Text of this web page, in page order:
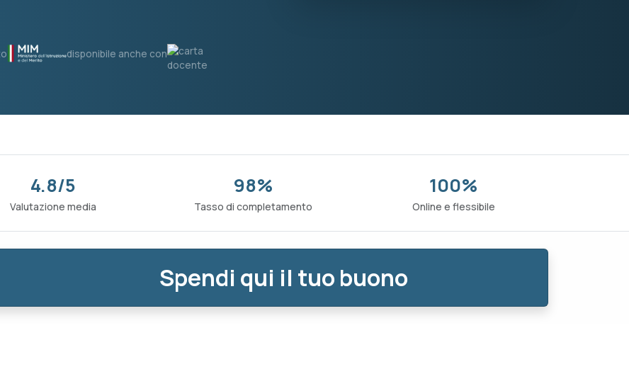
disponibile anche con
4.8/5
Valutazione media
98%
Tasso di completamento
100%
Online e flessibile
Spendi qui il tuo buono